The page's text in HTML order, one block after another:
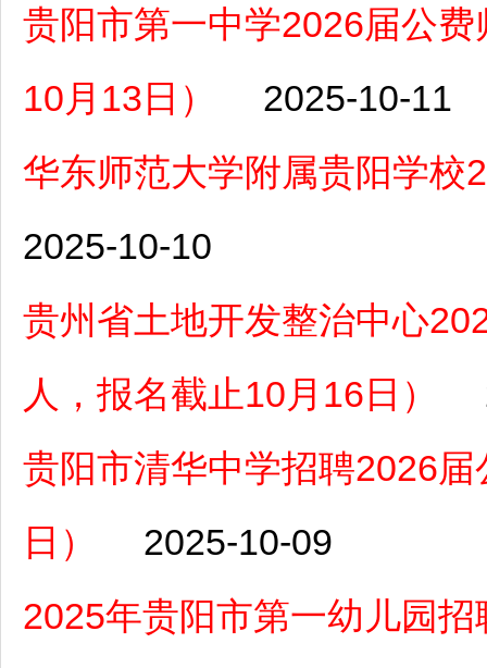
贵阳市第一中学2026届公
10月13日）
2025-10-11
华东师范大学附属贵阳学校
2025-10-10
贵州省土地开发整治中心
人，报名截止10月16日）
贵阳市清华中学招聘2026
日）
2025-10-09
2025年贵阳市第一幼儿园